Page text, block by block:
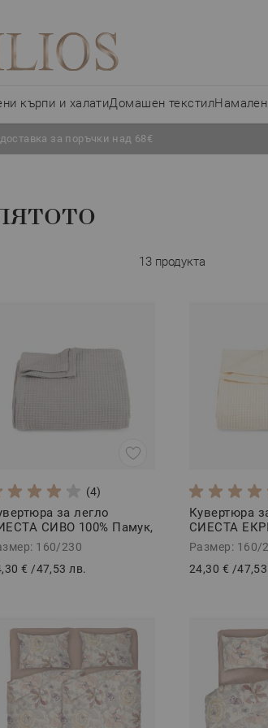
кърпи и халатиДомашен текстил
за поръчки над 68€
13 продукта
(4)
за легло
СИВО 100% Памук,
230 160/230
€ /47,53 лв.
Кувертюра
СИЕСТА
160/230
Размер: 160/
24,30 € /